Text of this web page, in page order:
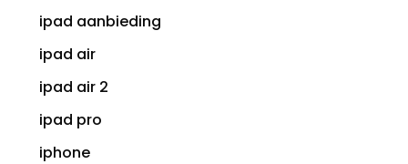
ipad aanbieding
ipad air
ipad air 2
ipad pro
iphone